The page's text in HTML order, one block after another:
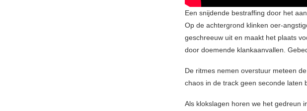
Een snijdende bestraffing door het
Op de achtergrond klinken oer-
geschreeuw uit en maakt het plaats
door doemende klankaanvallen.
De ritmes nemen overstuur meteen
chaos in de track geen seconde laten
Als klokslagen horen we het gedreun